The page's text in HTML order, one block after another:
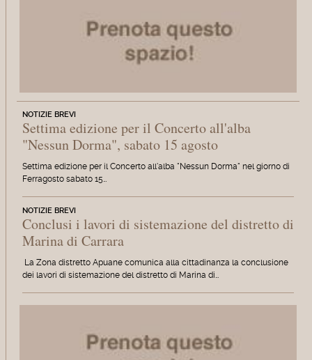
NOTIZIE BREVI
Settima edizione per il Concerto all'alba
"Nessun Dorma", sabato 15 agosto
Settima edizione per il Concerto all'alba "Nessun Dorma" nel giorno di
Ferragosto sabato 15…
NOTIZIE BREVI
Conclusi i lavori di sistemazione del distretto di
Marina di Carrara
La Zona distretto Apuane comunica alla cittadinanza la conclusione
dei lavori di sistemazione del distretto di Marina di…